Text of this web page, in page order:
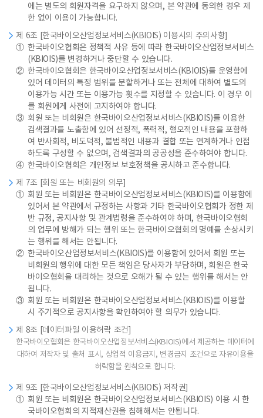
에는 별도의 회원자격을 요구하지 않으며, 본 약관에 동의한 경우 제
한 없이 이용이 가능합니다.
제 6조 [한국바이오산업정보서비스(KBIOIS) 이용시의 주의사항]
① 한국바이오협회은 정책적 사유 등에 따라 한국바이오산업정보서비스
(KBIOIS)를 변경하거나 중단할 수 있습니다.
② 한국바이오협회은 한국바이오산업정보서비스(KBIOIS)를 운영함에
있어 데이터의 특정 범위를 분할하거나 또는 전체에 대하여 별도의
이용가능 시간 또는 이용가능 횟수를 지정할 수 있습니다. 이 경우 이
를 회원에게 사전에 고지하여야 합니다.
③ 회원 또는 비회원은 한국바이오산업정보서비스(KBIOIS)를 이용한
검색결과를 노출함에 있어 선정적, 폭력적, 혐오적인 내용을 포함하
여 반사회적, 비도덕적, 불법적인 내용과 결합 또는 연계하거나 인접
하도록 구성할 수 없으며, 검색결과의 공공성을 준수하여야 합니다.
④ 한국바이오협회은 개인정보 보호정책을 공시하고 준수합니다.
제 7조 [회원 또는 비회원의 의무]
① 회원 또는 비회원은 한국바이오산업정보서비스(KBIOIS)를 이용함에
있어서 본 약관에서 규정하는 사항과 기타 한국바이오협회가 정한 제
반 규정, 공지사항 및 관계법령을 준수하여야 하며, 한국바이오협회
의 업무에 방해가 되는 행위 또는 한국바이오협회의 명예를 손상시키
는 행위를 해서는 안됩니다.
② 한국바이오산업정보서비스(KBIOIS)를 이용함에 있어서 회원 또는
비회원의 행위에 대한 모든 책임은 당사자가 부담하며, 회원은 한국
바이오협회을 대리하는 것으로 오해가 될 수 있는 행위를 해서는 안
됩니다.
③ 회원 또는 비회원은 한국바이오산업정보서비스(KBIOIS)를 이용할
시 주기적으로 공지사항을 확인하여야 할 의무가 있습니다.
제 8조 [데이터파일 이용허락 조건]
한국바이오협회은 한국바이오산업정보서비스(KBIOIS)에서 제공하는 데이터에
대하여 저작자 및 출처 표시, 상업적 이용금지, 변경금지 조건으로 자유이용을
허락함을 원칙으로 합니다.
제 9조 [한국바이오산업정보서비스(KBIOIS) 저작권]
① 회원 또는 비회원은 한국바이오산업정보서비스(KBIOIS) 이용 시 한
국바이오협회의 지적재산권을 침해해서는 안됩니다.